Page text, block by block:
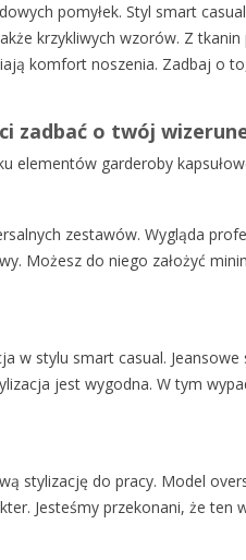
pomyłek. Styl smart
krzykliwych wzorów. Z
komfort noszenia. Zadbaj o
zadbać o twój
elementów garderoby
zestawów. Wygląda
Możesz do niego założyć
w stylu smart casual. Jeansowe
jest wygodna. W tym
stylizację do pracy. Model
Jesteśmy przekonani, że ten